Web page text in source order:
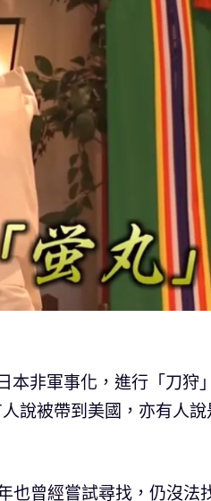
本非軍事化，進行「刀狩
說被帶到美國，亦有人說
也曾經嘗試尋找，仍沒法